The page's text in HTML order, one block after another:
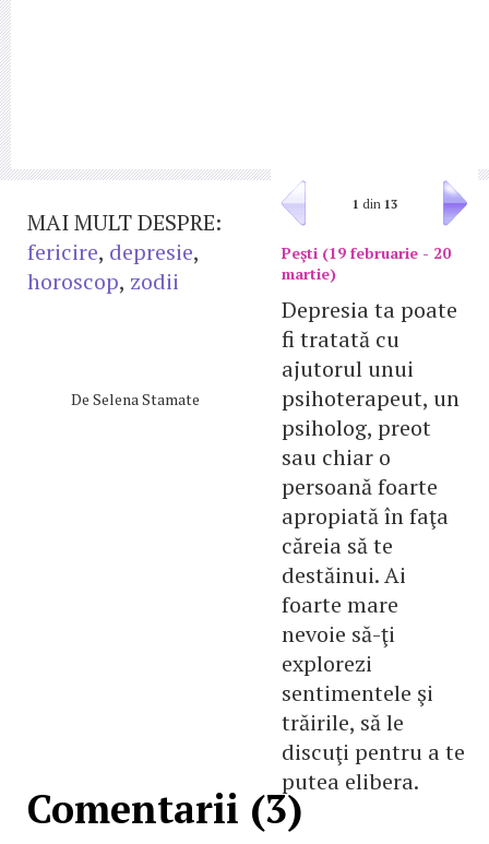
1 din 13
Peşti (19 februarie - 20
martie)
Depresia ta poate
fi tratată cu
ajutorul unui
psihoterapeut, un
psiholog, preot
sau chiar o
persoană foarte
apropiată în faţa
căreia să te
destăinui. Ai
foarte mare
nevoie să-ţi
explorezi
sentimentele şi
trăirile, să le
discuţi pentru a te
putea elibera.
MAI MULT DESPRE:
fericire, depresie,
horoscop, zodii
De Selena Stamate
Comentarii (3)